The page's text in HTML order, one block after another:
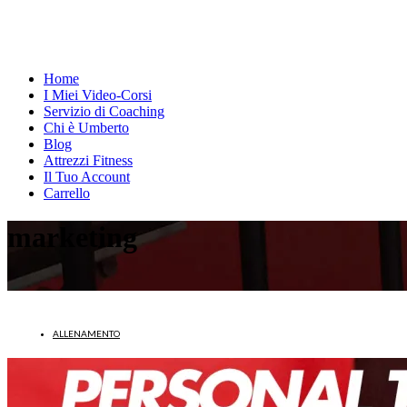
Home
I Miei Video-Corsi
Servizio di Coaching
Chi è Umberto
Blog
Attrezzi Fitness
Il Tuo Account
Carrello
marketing
ALLENAMENTO